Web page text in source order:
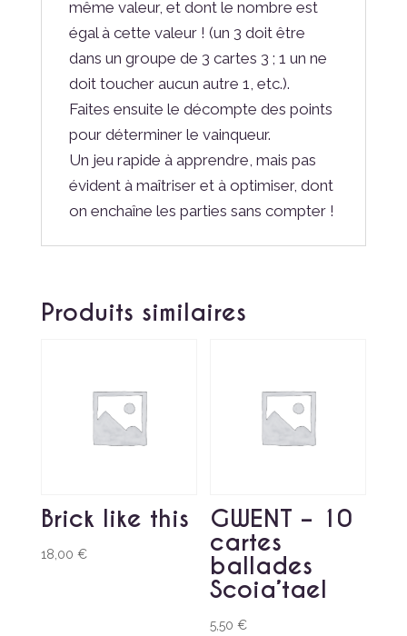
même valeur, et dont le nombre est
égal à cette valeur ! (un 3 doit être
dans un groupe de 3 cartes 3 ; 1 un ne
doit toucher aucun autre 1, etc.).
Faites ensuite le décompte des points
pour déterminer le vainqueur.
Un jeu rapide à apprendre, mais pas
évident à maîtriser et à optimiser, dont
on enchaîne les parties sans compter !
Produits similaires
Brick like this
18,00 €
GWENT – 10
cartes
ballades
Scoia’tael
5,50€